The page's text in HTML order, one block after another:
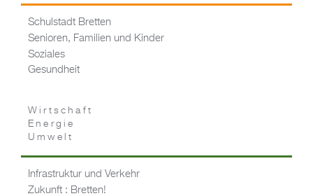
Schulstadt Bretten
Senioren, Familien und Kinder
Soziales
Gesundheit
Wirtschaft
Energie
Umwelt
Infrastruktur und Verkehr
Zukunft : Bretten!